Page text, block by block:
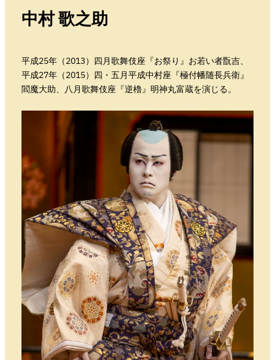
中村歌之助
平成25年（2013）四月歌舞伎座『お祭り』お若い者翫吉、
平成27年（2015）四・五月平成中村座『極付幡随長兵衛』
閻魔大助、八月歌舞伎座『逆櫓』明神丸富蔵を演じる。